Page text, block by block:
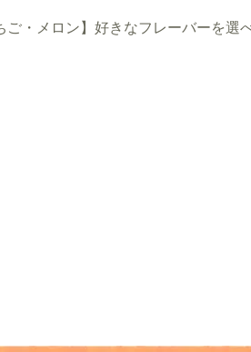
ご・メロン】好きなフレーバーを選